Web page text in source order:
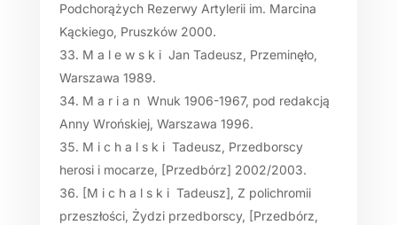
Podchorążych Rezerwy Artylerii im. Marcina
Kąckiego, Pruszków 2000.
M a l e w s k i Jan Tadeusz, Przeminęło,
Warszawa 1989.
M a r i a n Wnuk 1906-1967, pod redakcją
Anny Wrońskiej, Warszawa 1996.
M i c h a l s k i Tadeusz, Przedborscy
herosi i mocarze, [Przedbórz] 2002/2003.
[M i c h a l s k i Tadeusz], Z polichromii
przeszłości, Żydzi przedborscy, [Przedbórz,